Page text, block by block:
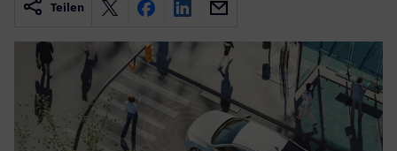
Teilen